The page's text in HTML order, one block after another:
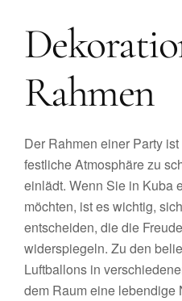
Rahmen
Der Rahmen einer Party
festliche Atmosphäre zu
einlädt. Wenn Sie in Kuba
möchten, ist es wichtig,
entscheiden, die die
widerspiegeln. Zu den
Luftballons in
dem Raum eine lebendige